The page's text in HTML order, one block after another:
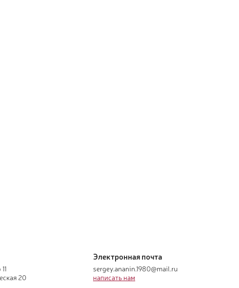
20
Электронная почта
sergey.ananin.1980@mail.ru
написать нам